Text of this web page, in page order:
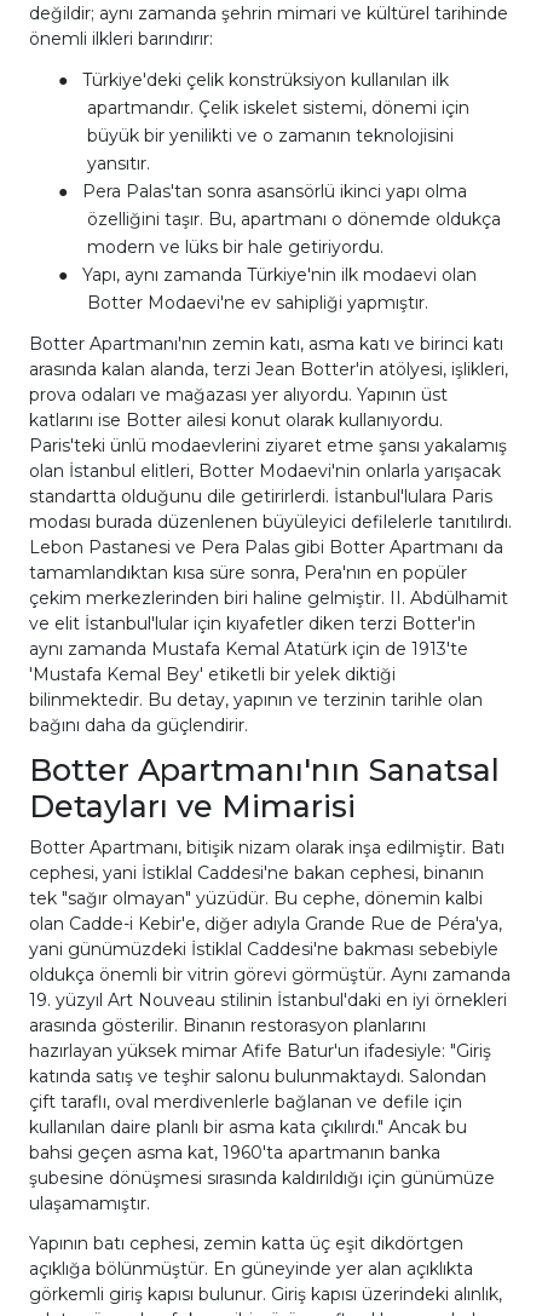
değildir; aynı zamanda şehrin mimari ve kültürel tarihinde
önemli ilkleri barındırır:
●
Türkiye'deki çelik konstrüksiyon kullanılan ilk
apartmandır. Çelik iskelet sistemi, dönemi için
büyük bir yenilikti ve o zamanın teknolojisini
yansıtır.
●
Pera Palas'tan sonra asansörlü ikinci yapı olma
özelliğini taşır. Bu, apartmanı o dönemde oldukça
modern ve lüks bir hale getiriyordu.
●
Yapı, aynı zamanda Türkiye'nin ilk modaevi olan
Botter Modaevi'ne ev sahipliği yapmıştır.
Botter Apartmanı'nın zemin katı, asma katı ve birinci katı
arasında kalan alanda, terzi Jean Botter'in atölyesi, işlikleri,
prova odaları ve mağazası yer alıyordu. Yapının üst
katlarını ise Botter ailesi konut olarak kullanıyordu.
Paris'teki ünlü modaevlerini ziyaret etme şansı yakalamış
olan İstanbul elitleri, Botter Modaevi'nin onlarla yarışacak
standartta olduğunu dile getirirlerdi. İstanbul'lulara Paris
modası burada düzenlenen büyüleyici defilelerle tanıtılırdı.
Lebon Pastanesi ve Pera Palas gibi Botter Apartmanı da
tamamlandıktan kısa süre sonra, Pera'nın en popüler
çekim merkezlerinden biri haline gelmiştir. II. Abdülhamit
ve elit İstanbul'lular için kıyafetler diken terzi Botter'in
aynı zamanda Mustafa Kemal Atatürk için de 1913'te
'Mustafa Kemal Bey' etiketli bir yelek diktiği
bilinmektedir. Bu detay, yapının ve terzinin tarihle olan
bağını daha da güçlendirir.
Botter Apartmanı'nın Sanatsal
Detayları ve Mimarisi
Botter Apartmanı, bitişik nizam olarak inşa edilmiştir. Batı
cephesi, yani İstiklal Caddesi'ne bakan cephesi, binanın
tek "sağır olmayan" yüzüdür. Bu cephe, dönemin kalbi
olan Cadde-i Kebir'e, diğer adıyla Grande Rue de Péra'ya,
yani günümüzdeki İstiklal Caddesi'ne bakması sebebiyle
oldukça önemli bir vitrin görevi görmüştür. Aynı zamanda
19. yüzyıl Art Nouveau stilinin İstanbul'daki en iyi örnekleri
arasında gösterilir. Binanın restorasyon planlarını
hazırlayan yüksek mimar Afife Batur'un ifadesiyle: "Giriş
katında satış ve teşhir salonu bulunmaktaydı. Salondan
çift taraflı, oval merdivenlerle bağlanan ve defile için
kullanılan daire planlı bir asma kata çıkılırdı." Ancak bu
bahsi geçen asma kat, 1960'ta apartmanın banka
şubesine dönüşmesi sırasında kaldırıldığı için günümüze
ulaşamamıştır.
Yapının batı cephesi, zemin katta üç eşit dikdörtgen
açıklığa bölünmüştür. En güneyinde yer alan açıklıkta
görkemli giriş kapısı bulunur. Giriş kapısı üzerindeki alınlık,